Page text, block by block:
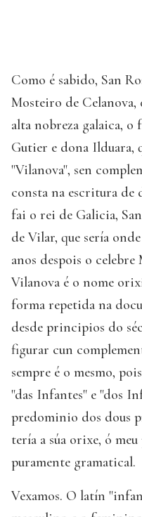
Como é sabido, San
Mosteiro de
alta nobreza galaica,
Gutier e dona Ilduara,
"Vilanova", sen
consta na escritura de
fai o rei de Galicia,
de Vilar, que sería
anos despois o
Vilanova é o nome
forma repetida na
desde principios do
figurar cun
sempre é o mesmo,
"das Infantes" e "dos
predominio dos dous
tería a súa orixe, ó
puramente gramatical.
Vexamos. O latín